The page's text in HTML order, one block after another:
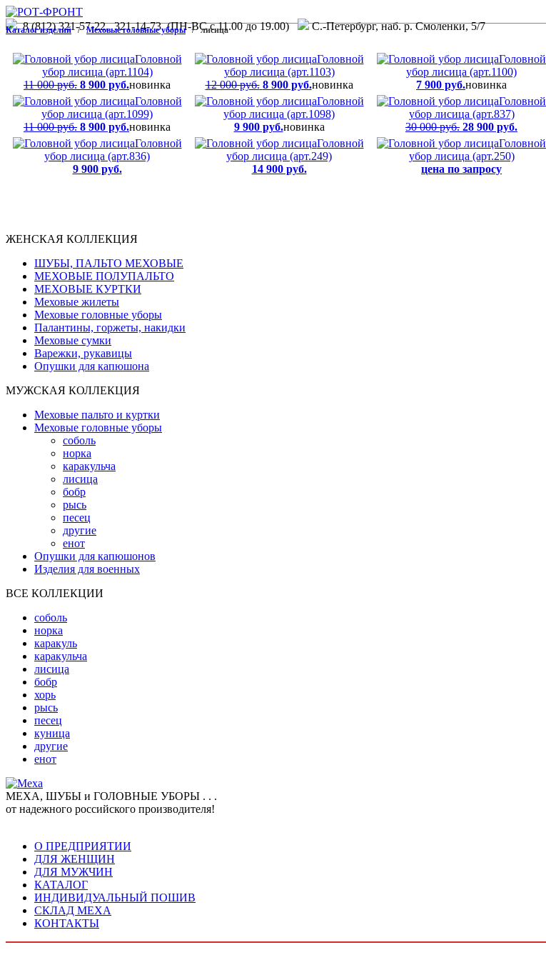
8 (812) 321-57-22, 321-14-73 (ПН-ВС с 11.00 до 19.00) С.-Петербург, наб. р. Смоленки, 5/7
Каталог изделий/Меховые головные уборы/ лисица
Головной
убор лисица (арт.1104)
11 000 руб. 8 900 руб.новинка
Головной
убор лисица (арт.1103)
12 000 руб. 8 900 руб.новинка
Головной
убор лисица (арт.1100)
7 900 руб.новинка
Головной
убор лисица (арт.1099)
11 000 руб. 8 900 руб.новинка
Головной
убор лисица (арт.1098)
9 900 руб.новинка
Головной
убор лисица (арт.837)
30 000 руб. 28 900 руб.
Головной
убор лисица (арт.836)
9 900 руб.
Головной
убор лисица (арт.249)
14 900 руб.
Головной
убор лисица (арт.250)
цена по запросу
ЖЕНСКАЯ КОЛЛЕКЦИЯ
ШУБЫ, ПАЛЬТО МЕХОВЫЕ
МЕХОВЫЕ ПОЛУПАЛЬТО
МЕХОВЫЕ КУРТКИ
Меховые жилеты
Меховые головные уборы
Палантины, горжеты, накидки
Меховые сумки
Варежки, рукавицы
Опушки для капюшона
МУЖСКАЯ КОЛЛЕКЦИЯ
Меховые пальто и куртки
Меховые головные уборы
соболь
норка
каракульча
лисица
бобр
рысь
песец
другие
енот
Опушки для капюшонов
Изделия для военных
ВСЕ КОЛЛЕКЦИИ
соболь
норка
каракуль
каракульча
лисица
бобр
хорь
рысь
песец
куница
другие
енот
МЕХА, ШУБЫ и ГОЛОВНЫЕ УБОРЫ . . .
от надежного российского производителя!
О ПРЕДПРИЯТИИ
ДЛЯ ЖЕНЩИН
ДЛЯ МУЖЧИН
КАТАЛОГ
ИНДИВИДУАЛЬНЫЙ ПОШИВ
СКЛАД МЕХА
КОНТАКТЫ